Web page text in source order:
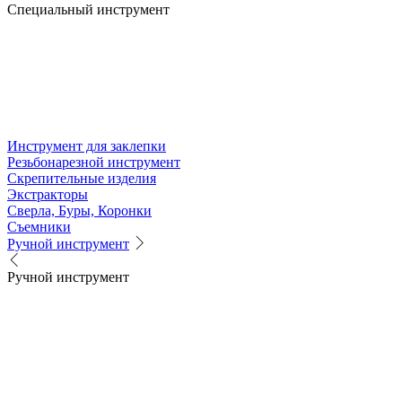
Специальный инструмент
Инструмент для заклепки
Резьбонарезной инструмент
Скрепительные изделия
Экстракторы
Сверла, Буры, Коронки
Съемники
Ручной инструмент
Ручной инструмент